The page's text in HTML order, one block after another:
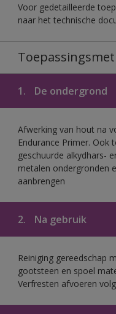
Voor gedetailleerde
naar het technische
1. De ondergrond
Afwerking van hout na
Endurance Primer. Ook
geschuurde alkydhars-
metalen ondergronden
aanbrengen
2. Na gebruik
Reiniging gereedschap
gootsteen en spoel
Verfresten afvoeren